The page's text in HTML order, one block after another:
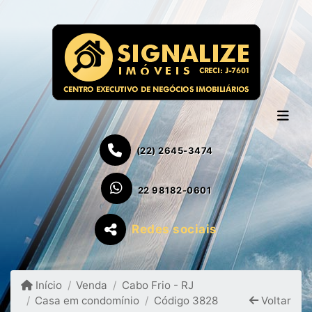
(22) 2645-3474
22 98182-0601
Redes sociais
Início Venda
Cabo Frio - RJ
Casa em condomínio
Código 3828 Voltar